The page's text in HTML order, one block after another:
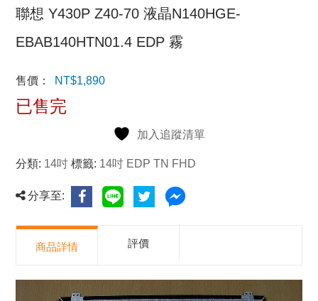
聯想 Y430P Z40-70 液晶N140HGE-
EBAB140HTN01.4 EDP 霧
售價： NT$1,890
已售完
加入追蹤清單
分類: 14吋 標籤: 14吋 EDP TN FHD
分享至:
商品詳情 評價